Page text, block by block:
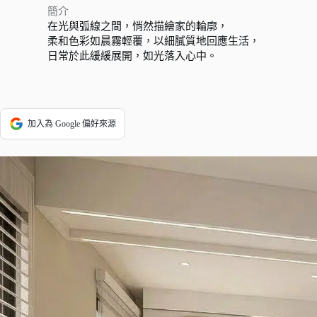
簡介
在光與弧線之間，悄然描繪家的輪廓，
柔和色彩如晨霧輕覆，以細膩質地回應生活，
日常於此緩緩展開，如光落入心中。
加入為 Google 偏好來源